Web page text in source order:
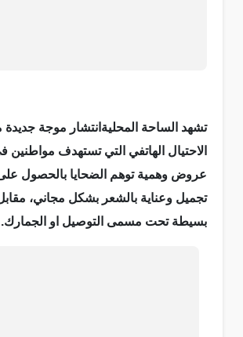
تشهد الساحة المحليةانتشار موجة
الاحتيال الهاتفي التي تستهدف مواطنين
عروض وهمية توهم الضحايا بالحصول
تجميل وعناية بالشعر بشكل مجاني،
بسيطة تحت مسمى التوصيل او الجمارك.